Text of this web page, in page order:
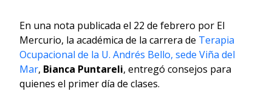
En una nota publicada el 22 de febrero por El
Mercurio, la académica de la carrera de Terapia
Ocupacional de la U. Andrés Bello, sede Viña del
Mar, Bianca Puntareli, entregó consejos para
quienes el primer día de clases.